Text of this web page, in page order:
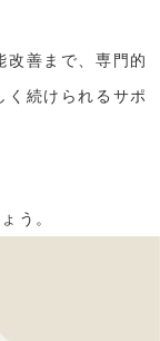
改善まで、専門的
く続けられるサポ
う。